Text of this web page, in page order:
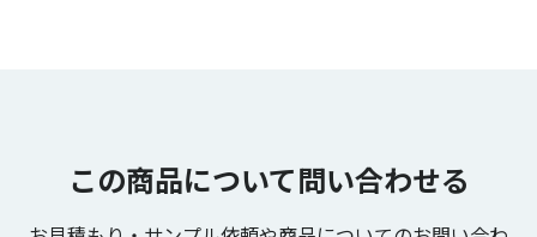
この商品について問い合わせる